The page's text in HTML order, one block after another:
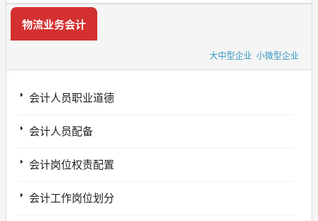
物流业务会计
大中型企业 小微型企业
会计人员职业道德
会计人员配备
会计岗位权责配置
会计工作岗位划分